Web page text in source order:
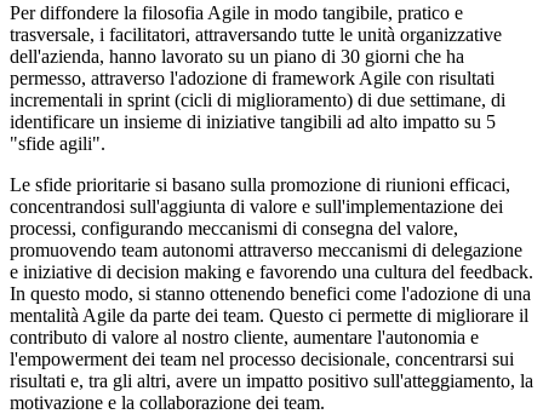
Per diffondere la filosofia Agile in modo tangibile, pratico e
trasversale, i facilitatori, attraversando tutte le unità organizzative
dell'azienda, hanno lavorato su un piano di 30 giorni che ha
permesso, attraverso l'adozione di framework Agile con risultati
incrementali in sprint (cicli di miglioramento) di due settimane, di
identificare un insieme di iniziative tangibili ad alto impatto su 5
"sfide agili".
Le sfide prioritarie si basano sulla promozione di riunioni efficaci,
concentrandosi sull'aggiunta di valore e sull'implementazione dei
processi, configurando meccanismi di consegna del valore,
promuovendo team autonomi attraverso meccanismi di delegazione
e iniziative di decision making e favorendo una cultura del feedback.
In questo modo, si stanno ottenendo benefici come l'adozione di una
mentalità Agile da parte dei team. Questo ci permette di migliorare il
contributo di valore al nostro cliente, aumentare l'autonomia e
l'empowerment dei team nel processo decisionale, concentrarsi sui
risultati e, tra gli altri, avere un impatto positivo sull'atteggiamento, la
motivazione e la collaborazione dei team.